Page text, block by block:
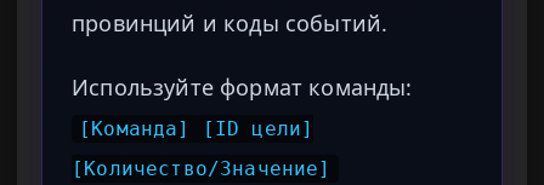
провинций и коды событий.
Используйте формат команды:
[Команда] [ID цели]
[Количество/Значение]